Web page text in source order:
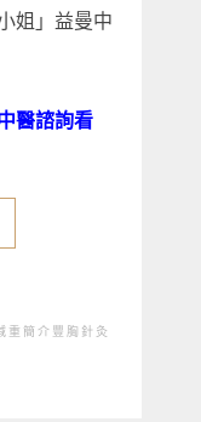
姐」益曼中
醫諮詢看
重 簡介 豐胸 針灸